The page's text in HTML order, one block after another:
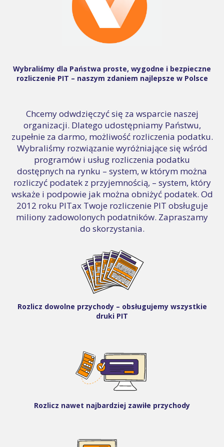
Wybraliśmy dla Państwa proste, wygodne i bezpieczne
rozliczenie PIT – naszym zdaniem najlepsze w Polsce
Chcemy odwdzięczyć się za wsparcie naszej
organizacji. Dlatego udostępniamy Państwu,
zupełnie za darmo, możliwość rozliczenia podatku.
Wybraliśmy rozwiązanie wyróżniające się wśród
programów i usług rozliczenia podatku
dostępnych na rynku – system, w którym można
rozliczyć podatek z przyjemnością, – system, który
wskaże i podpowie jak można obniżyć podatek. Od
2012 roku PITax Twoje rozliczenie PIT obsługuje
miliony zadowolonych podatników. Zapraszamy
do skorzystania.
Rozlicz dowolne przychody – obsługujemy wszystkie
druki PIT
Rozlicz nawet najbardziej zawiłe przychody